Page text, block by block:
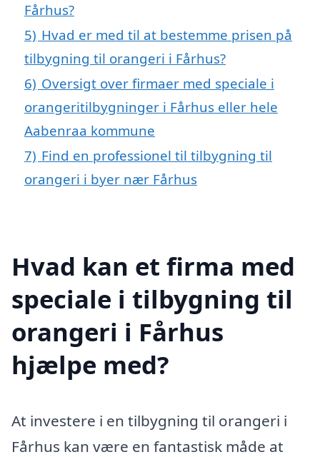
Fårhus?
5) Hvad er med til at bestemme prisen på
tilbygning til orangeri i Fårhus?
6) Oversigt over firmaer med speciale i
orangeritilbygninger i Fårhus eller hele
Aabenraa kommune
7) Find en professionel til tilbygning til
orangeri i byer nær Fårhus
Hvad kan et firma med
speciale i tilbygning til
orangeri i Fårhus
hjælpe med?
At investere i en tilbygning til orangeri i
Fårhus kan være en fantastisk måde at